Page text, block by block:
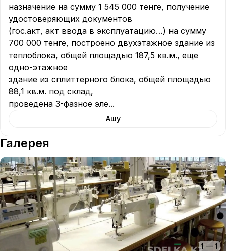
назначение на сумму 1 545 000 тенге, получение
удостоверяющих документов
(гос.акт, акт ввода в эксплуатацию…) на сумму
700 000 тенге, построено двухэтажное здание из
теплоблока, общей площадью 187,5 кв.м., еще
одно-этажное
здание из сплиттерного блока, общей площадью
88,1 кв.м. под склад,
проведена 3-фазное эле...
Ашу
Галерея
1 — 1